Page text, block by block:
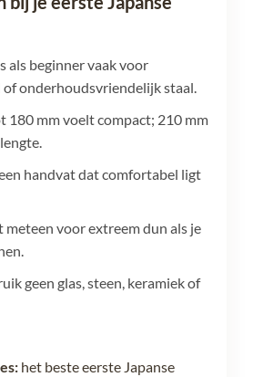
als beginner vaak voor
of onderhoudsvriendelijk staal.
180 mm voelt compact; 210 mm
handvat dat comfortabel ligt
meteen voor extreem dun als je
geen glas, steen, keramiek of
het beste eerste Japanse